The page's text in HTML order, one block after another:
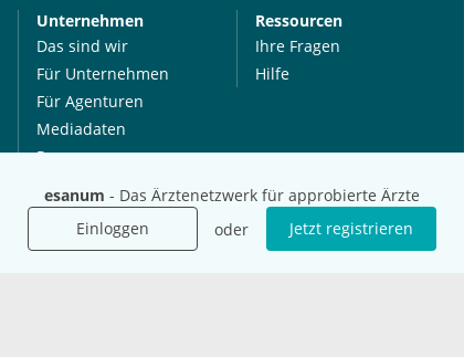
esanum - Das Ärztenetzwerk für approbierte Ärzte
Einloggen
oder Jetzt registrieren
Unternehmen
Das sind wir
Für Unternehmen
Für Agenturen
Mediadaten
Presse
Jobs
Ressourcen
Ihre Fragen
Hilfe